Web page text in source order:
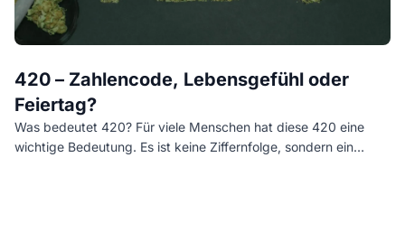
420 – Zahlencode, Lebensgefühl oder
Feiertag?
Was bedeutet 420? Für viele Menschen hat diese 420 eine
wichtige Bedeutung. Es ist keine Ziffernfolge, sondern ein